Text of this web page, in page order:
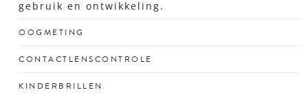
gebruik en ontwikkeling.
OOGMETING
en unieke kijkgedrag.
CONTACTLENSCONTROLE
KINDERBRILLEN